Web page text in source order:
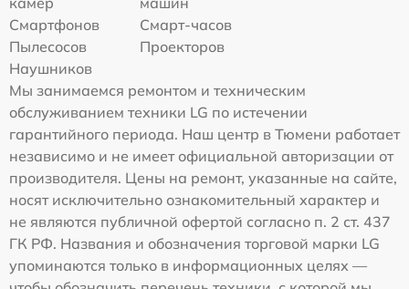
Смартфонов
Смарт-часов
Пылесосов
Проекторов
Наушников
Мы занимаемся ремонтом и техническим
обслуживанием техники LG по истечении
гарантийного периода. Наш центр в Тюмени работает
независимо и не имеет официальной авторизации от
производителя. Цены на ремонт, указанные на сайте,
носят исключительно ознакомительный характер и
не являются публичной офертой согласно п. 2 ст. 437
ГК РФ. Названия и обозначения торговой марки LG
упоминаются только в информационных целях —